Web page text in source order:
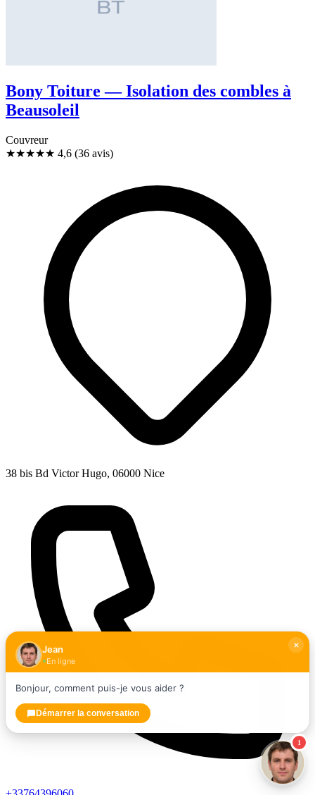
Bony Toiture — Isolation des combles à
Beausoleil
Couvreur
★★★★★ 4,6 (36 avis)
38 bis Bd Victor Hugo, 06000 Nice
1
Jean
En ligne
Bonjour, comment puis-je vous aider ?
Démarrer la conversation